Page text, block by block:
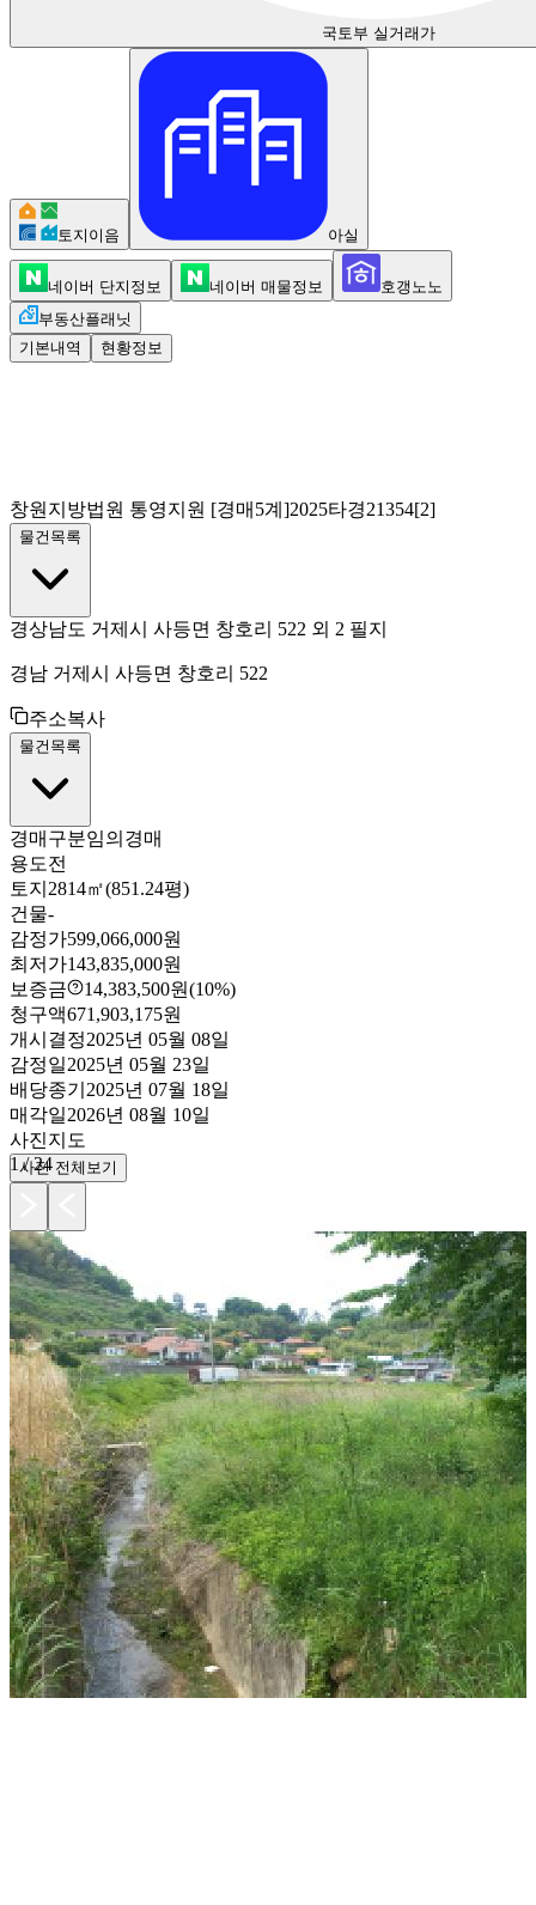
국토부 실거래가
토지이음 아실
네이버 단지정보 네이버 매물정보
호갱노노
부동산플래닛
기본내역
현황정보
창원지방법원 통영지원 [경매5계]2025타경21354[2]
물건목록
경상남도 거제시 사등면 창호리 522 외 2 필지
경남 거제시 사등면 창호리 522
주소복사
물건목록
경매구분임의경매
용도전
토지 2814㎡(851.24평)
건물-
감정가599,066,000원
최저가143,835,000원
보증금
14,383,500원(10%)
청구액671,903,175원
개시결정2025년 05월 08일
감정일2025년 05월 23일
배당종기 2025년 07월 18일
매각일2026년 08월 10일
사진지도
1 /24
사진 전체보기